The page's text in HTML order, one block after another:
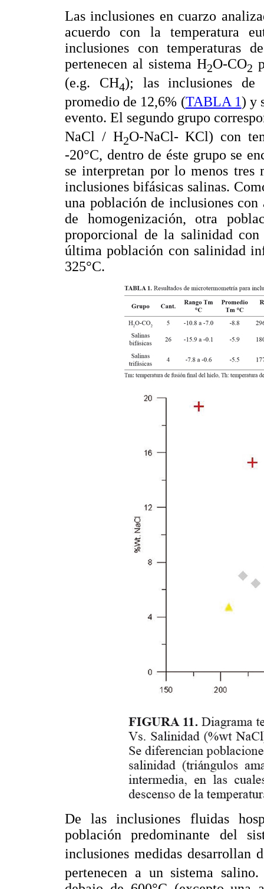
Las inclusiones en cuarzo
acuerdo con la temperatura
inclusiones con temperaturas
pertenecen al sistema H2O-CO2
(e.g. CH4); las inclusiones de
promedio de 12,6% (TABLA 1) y
evento. El segundo grupo
NaCl / H2O-NaCl- KCl) con
-20°C, dentro de éste grupo se
se interpretan por lo menos tres
inclusiones bifásicas salinas.
una población de inclusiones
de homogenización, otra
proporcional de la salinidad
última población con salinidad
325°C.
De las inclusiones fluidas
población predominante del
inclusiones medidas desarrollan
pertenecen a un sistema